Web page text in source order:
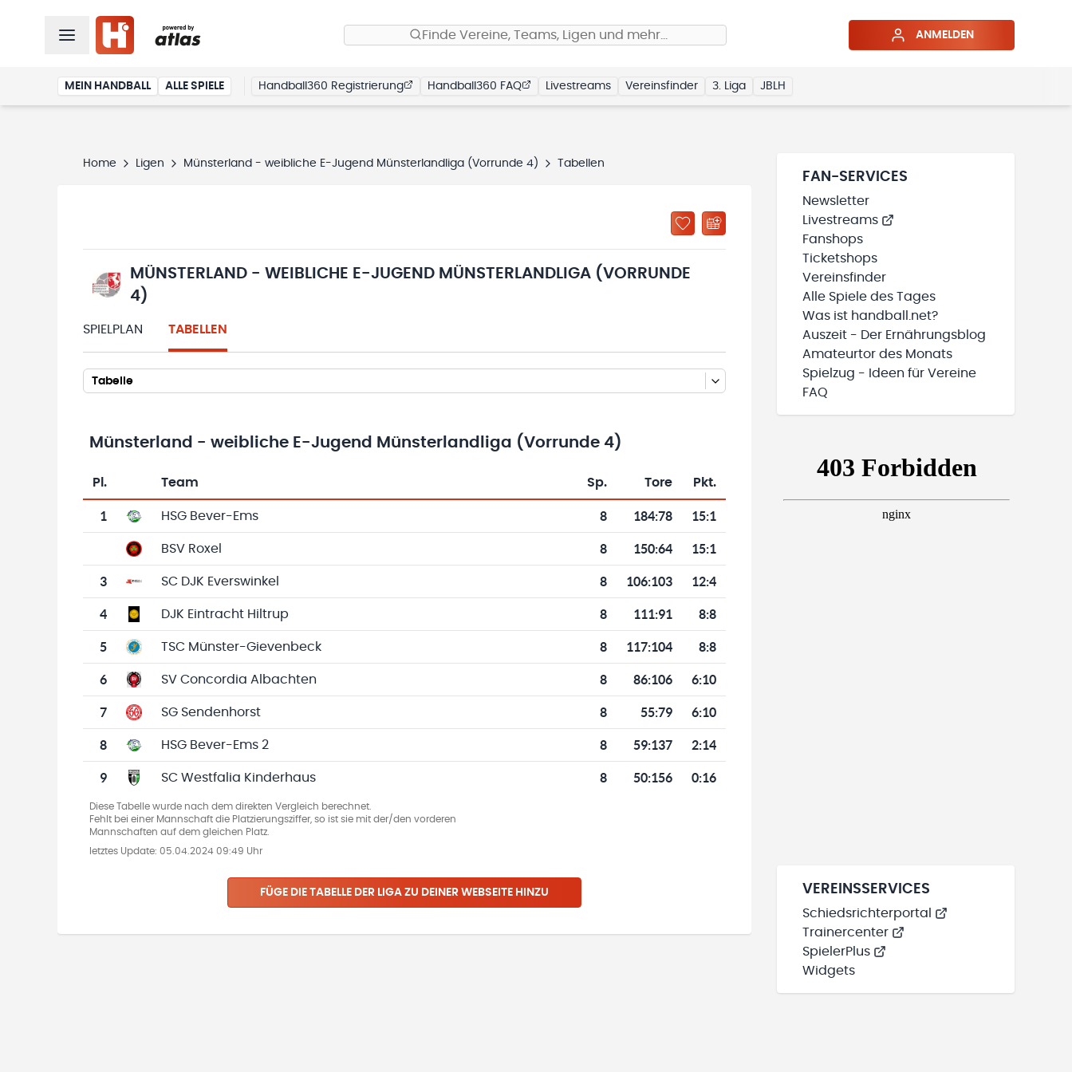
Finde Vereine, Teams, Ligen und mehr… ANMELDEN
MEIN HANDBALL ALLE SPIELE Handball360 Registrierung Handball360 FAQ Livestreams Vereinsfinder 3. Liga JBLH
Home Ligen Münsterland - weibliche E-Jugend Münsterlandliga (Vorrunde 4) Tabellen
MÜNSTERLAND - WEIBLICHE E-JUGEND MÜNSTERLANDLIGA (VORRUNDE
4)
SPIELPLAN TABELLEN
Tabelle
Münsterland - weibliche E-Jugend Münsterlandliga (Vorrunde 4)
Tabelle mit Vereinsplatzierungen, Spielen, Toren und Punkten
Pl. Team Sp. Tore Pkt.
1 HSG Bever-Ems 8 184:78 15:1
BSV Roxel 8 150:64 15:1
3 SC DJK Everswinkel 8 106:103 12:4
4 DJK Eintracht Hiltrup 8 111:91 8:8
5 TSC Münster-Gievenbeck 8 117:104 8:8
6 SV Concordia Albachten 8 86:106 6:10
7 SG Sendenhorst 8 55:79 6:10
8 HSG Bever-Ems 2 8 59:137 2:14
9 SC Westfalia Kinderhaus 8 50:156 0:16
Diese Tabelle wurde nach dem direkten Vergleich berechnet.
Fehlt bei einer Mannschaft die Platzierungsziffer, so ist sie mit der/den vorderen
Mannschaften auf dem gleichen Platz.
letztes Update: 05.04.2024 09:49 Uhr
FÜGE DIE TABELLE DER LIGA ZU DEINER WEBSEITE HINZU
FAN-SERVICES
Newsletter
Livestreams
Fanshops
Ticketshops
Vereinsfinder
Alle Spiele des Tages
Was ist handball.net?
Auszeit - Der Ernährungsblog
Amateurtor des Monats
Spielzug - Ideen für Vereine
FAQ
VEREINSSERVICES
Schiedsrichterportal
Trainercenter
SpielerPlus
Widgets